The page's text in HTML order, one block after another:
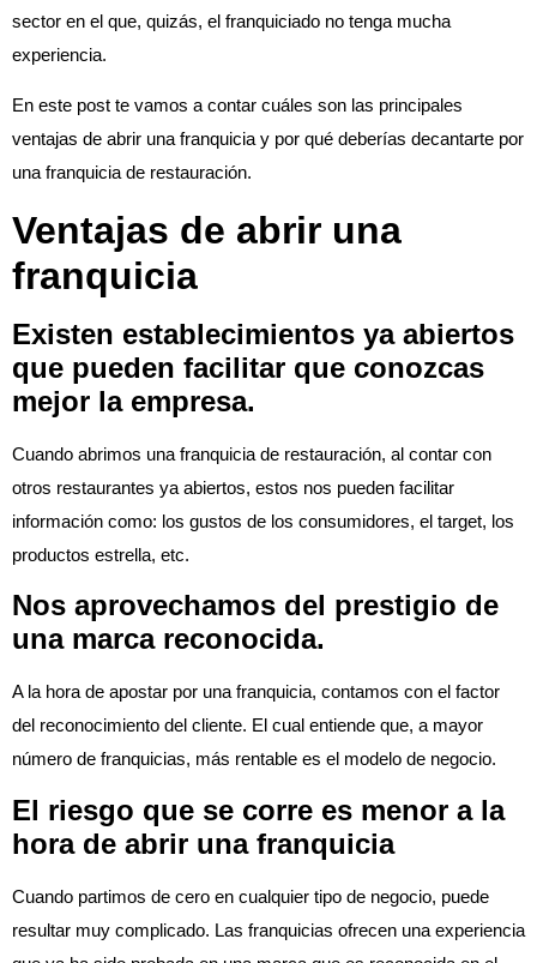
sector en el que, quizás, el franquiciado no tenga mucha
experiencia.
En este post te vamos a contar cuáles son las principales
ventajas de abrir una franquicia y por qué deberías decantarte por
una franquicia de restauración.
Ventajas de abrir una
franquicia
Existen establecimientos ya abiertos
que pueden facilitar que conozcas
mejor la empresa.
Cuando abrimos una franquicia de restauración, al contar con
otros restaurantes ya abiertos, estos nos pueden facilitar
información como: los gustos de los consumidores, el target, los
productos estrella, etc.
Nos aprovechamos del prestigio de
una marca reconocida.
A la hora de apostar por una franquicia, contamos con el factor
del reconocimiento del cliente. El cual entiende que, a mayor
número de franquicias, más rentable es el modelo de negocio.
El riesgo que se corre es menor a la
hora de abrir una franquicia
Cuando partimos de cero en cualquier tipo de negocio, puede
resultar muy complicado. Las franquicias ofrecen una experiencia